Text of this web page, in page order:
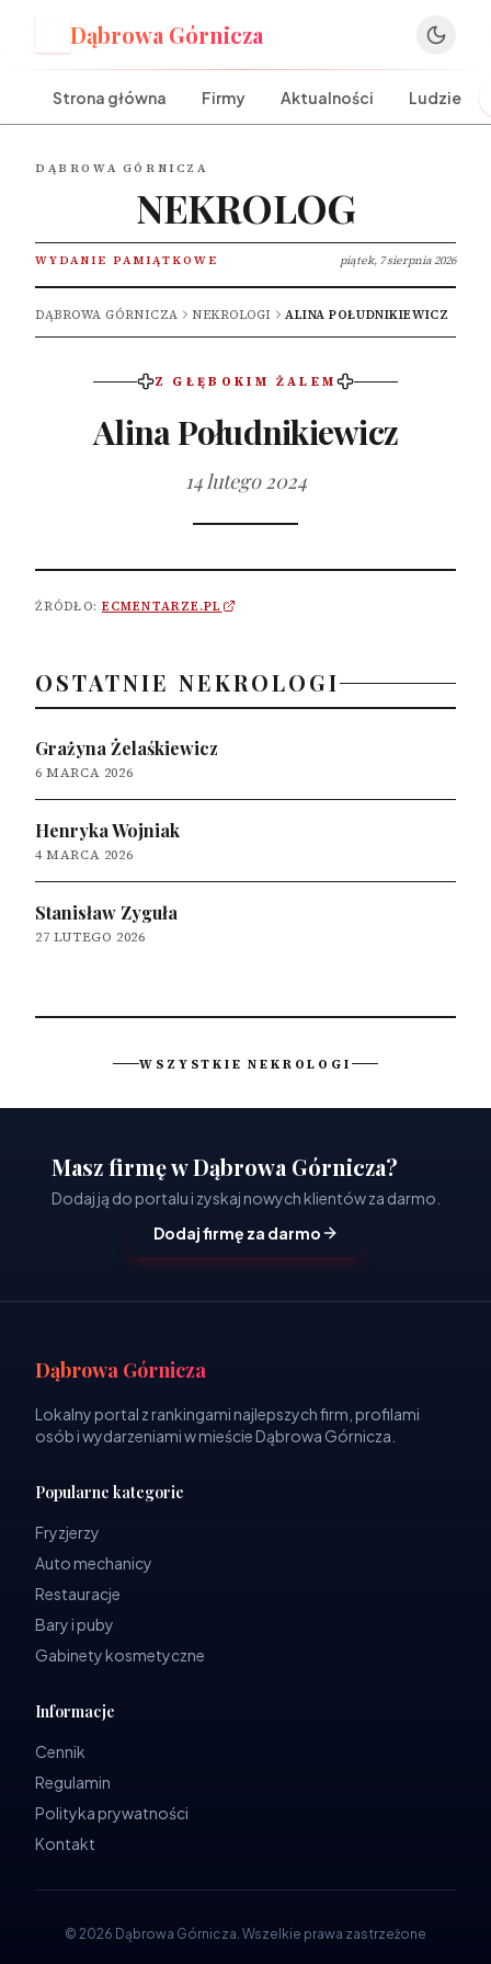
Dąbrowa Górnicza
Strona główna Firmy Aktualności Ludzie
DĄBROWA GÓRNICZA
NEKROLOG
WYDANIE PAMIĄTKOWE piątek, 7 sierpnia 2026
DĄBROWA GÓRNICZA NEKROLOGI ALINA POŁUDNIKIEWICZ
Z GŁĘBOKIM ŻALEM
Alina Południkiewicz
14 lutego 2024
ŹRÓDŁO: ECMENTARZE.PL
OSTATNIE NEKROLOGI
Grażyna Żelaśkiewicz
6 MARCA 2026
Henryka Wojniak
4 MARCA 2026
Stanisław Zyguła
27 LUTEGO 2026
WSZYSTKIE NEKROLOGI
Masz firmę w Dąbrowa Górnicza?
Dodaj ją do portalu i zyskaj nowych klientów za darmo.
Dodaj firmę za darmo
Dąbrowa Górnicza
Lokalny portal z rankingami najlepszych firm, profilami
osób i wydarzeniami w mieście Dąbrowa Górnicza.
Popularne kategorie
Fryzjerzy
Auto mechanicy
Restauracje
Bary i puby
Gabinety kosmetyczne
Informacje
Cennik
Regulamin
Polityka prywatności
Kontakt
© 2026 Dąbrowa Górnicza. Wszelkie prawa zastrzeżone